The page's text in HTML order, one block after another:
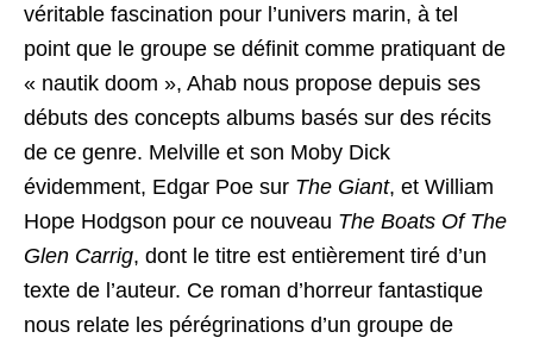
véritable fascination pour l’univers marin, à tel
point que le groupe se définit comme pratiquant de
« nautik doom », Ahab nous propose depuis ses
débuts des concepts albums basés sur des récits
de ce genre. Melville et son Moby Dick
évidemment, Edgar Poe sur The Giant, et William
Hope Hodgson pour ce nouveau The Boats Of The
Glen Carrig, dont le titre est entièrement tiré d’un
texte de l’auteur. Ce roman d’horreur fantastique
nous relate les pérégrinations d’un groupe de